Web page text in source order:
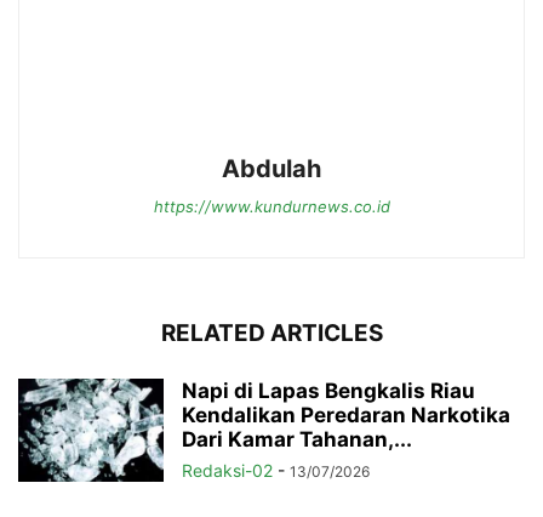
Abdulah
https://www.kundurnews.co.id
RELATED ARTICLES
Napi di Lapas Bengkalis Riau
Kendalikan Peredaran Narkotika
Dari Kamar Tahanan,...
Redaksi-02 - 13/07/2026